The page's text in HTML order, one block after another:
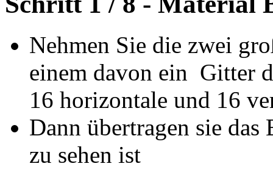
Nehmen Sie die zwei
einem davon ein Gitter
16 horizontale und 16
Dann übertragen sie
zu sehen ist